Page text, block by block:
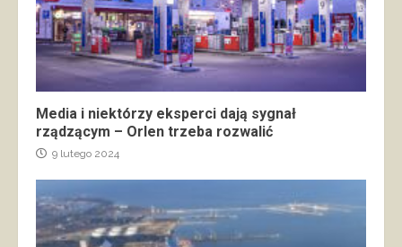
Media i niektórzy eksperci dają sygnał
rządzącym – Orlen trzeba rozwalić
9 lutego 2024